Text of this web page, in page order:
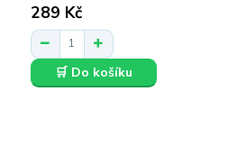
289 Kč
🛒 Do košíku